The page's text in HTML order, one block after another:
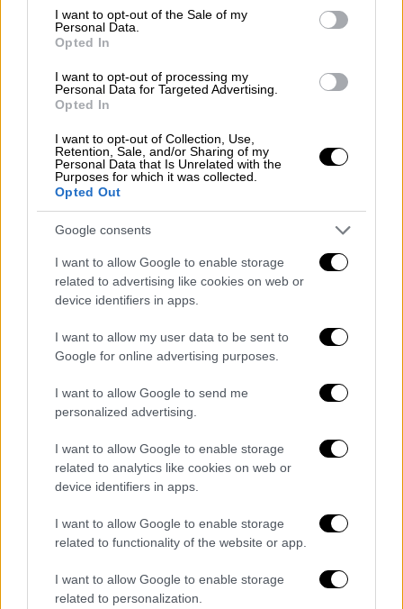
consent section.
I want to opt-out of the Sale of my
Personal Data.
Opted In
I want to opt-out of processing my
Personal Data for Targeted Advertising.
Opted In
I want to opt-out of Collection, Use,
Retention, Sale, and/or Sharing of my
Personal Data that Is Unrelated with the
Purposes for which it was collected.
Opted Out
Google consents
I want to allow Google to enable storage
related to advertising like cookies on web or
device identifiers in apps.
I want to allow my user data to be sent to
Google for online advertising purposes.
I want to allow Google to send me
personalized advertising.
I want to allow Google to enable storage
related to analytics like cookies on web or
device identifiers in apps.
I want to allow Google to enable storage
related to functionality of the website or app.
I want to allow Google to enable storage
related to personalization.
προσλαμβάνουσες μας, η πυρηνική του ύλη
όμως προέρχεται από τα βάθη της μνήμης
μας και εκεί κείται η «ιερή» κληρονομιά των
προγόνων μας. Το «ιερό στοιχείο» που
αναφέρετε είναι ο δίαυλος της επικοινωνίας
μας με το παρελθόν και ταυτόχρονα το
ψυχικό μας εφόδιο για το μέλλον.
Ποια είναι η διαδικασία μέσα από την οποία
καταλήγετε να δουλέψετε πάνω σ’ ένα
παραδοσιακό τραγούδι; Ξεκινάει από κάποιο
βίωμα ή από μουσική αναζήτηση;
Το πώς επιλέγουμε ένα τραγούδι είναι κάτι
που δεν εξηγείται. Όπως δεν εξηγείται και
το πως γεννιούνται οι νέες μελωδίες που
γράφουμε. Κάτι άγνωστο δημιουργεί έναν